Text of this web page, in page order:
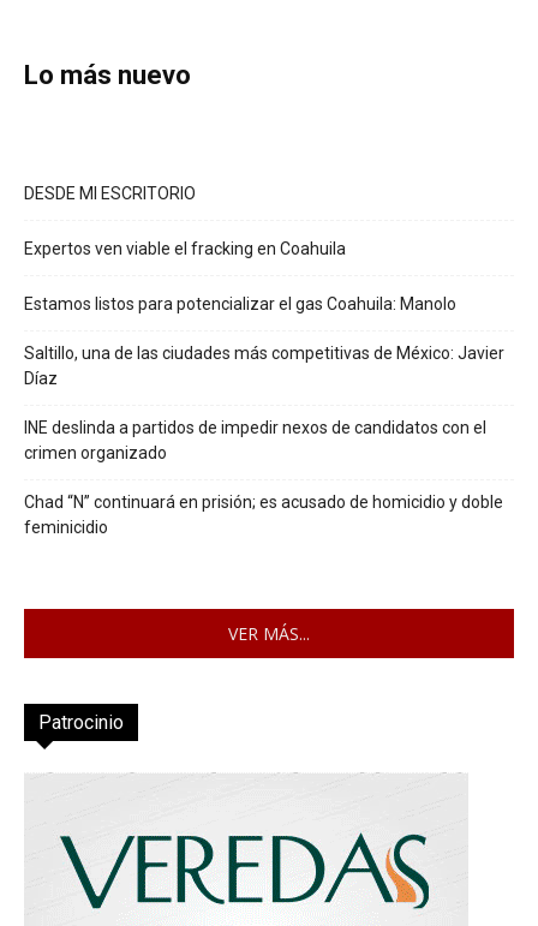
Lo más nuevo
DESDE MI ESCRITORIO
Expertos ven viable el fracking en Coahuila
Estamos listos para potencializar el gas Coahuila: Manolo
Saltillo, una de las ciudades más competitivas de México: Javier
Díaz
INE deslinda a partidos de impedir nexos de candidatos con el
crimen organizado
Chad “N” continuará en prisión; es acusado de homicidio y doble
feminicidio
VER MÁS...
Patrocinio